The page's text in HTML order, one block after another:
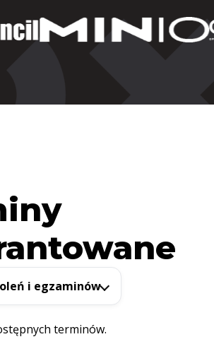
i egzaminów
terminów.